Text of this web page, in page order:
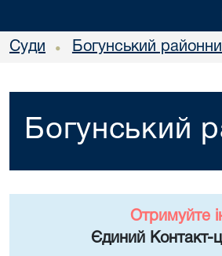
Суди • Богунський
Богунський
Отримуйте
Єдиний Контакт-